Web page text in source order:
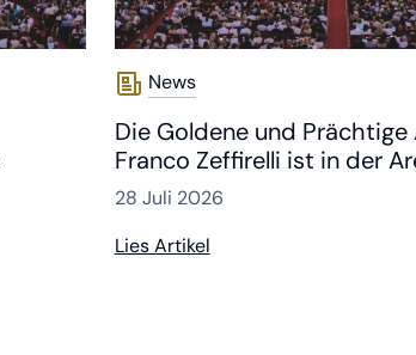
News
Die Goldene und Prächtige
Franco Zeffirelli ist in der
28 Juli 2026
Lies Artikel